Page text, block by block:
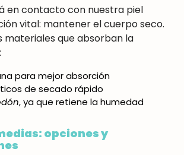
en contacto con nuestra piel
vital: mantener el cuerpo seco.
materiales que absorban la
para mejor absorción
de secado rápido
, ya que retiene la humedad
opciones y